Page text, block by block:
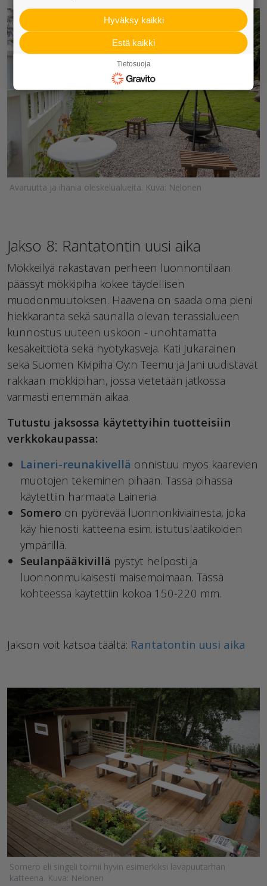
Avaruutta ja ihania oleskelualueita. Kuva: Nelonen
Jakso 8: Rantatontin uusi aika
Mökkeilyä rakastavan perheen luonnontilaan
päässyt mökkipiha kokee täydellisen
muodonmuutoksen. Haavena on saada oma pieni
hiekkaranta sekä saunalla olevan terassialueen
kunnostus uuteen uskoon - unohtamatta
kesäkeittiötä sekä hyötykasveja. Kati Jukarainen
sekä Suomen Kivipiha Oy:n Teemu ja Jani uudistavat
rakkaan mökkipihan, jossa vietetään jatkossa
varmasti enemmän aikaa.
Tutustu jaksossa käytettyihin tuotteisiin
verkkokaupassa:
Laineri-reunakivellä onnistuu myös kaarevien
muotojen tekeminen pihaan. Tässä pihassa
käytettiin harmaata Laineria.
Somero on pyörevää luonnonkiviainesta, joka
käy hienosti katteena esim. istutuslaatikoiden
ympärillä.
Seulanpääkivillä pystyt helposti ja
luonnonmukaisesti maisemoimaan. Tässä
kohteessa käytettiin kokoa 150-220 mm.
Jakson voit katsoa täältä: Rantatontin uusi aika
Somero eli singeli toimii hyvin esimerkiksi lavapuutarhan
katteena. Kuva: Nelonen
Hyväksy kaikki
Estä kaikki
Tietosuoja